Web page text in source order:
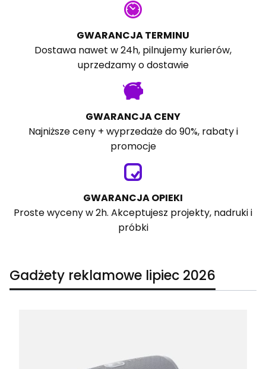
GWARANCJA TERMINU
Dostawa nawet w 24h, pilnujemy kurierów,
uprzedzamy o dostawie
GWARANCJA CENY
Najniższe ceny + wyprzedaże do 90%, rabaty i
promocje
GWARANCJA OPIEKI
Proste wyceny w 2h. Akceptujesz projekty, nadruki i
próbki
Gadżety reklamowe lipiec 2026